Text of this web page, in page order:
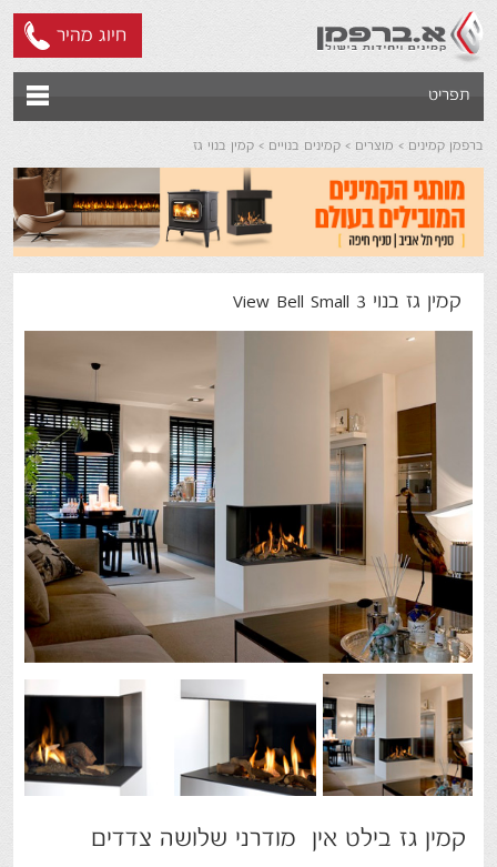
חיוג מהיר
תפריט
ברפמן קמינים מוצרים קמינים בנויים קמין בנוי גז
קמין גז בנוי View Bell Small 3
קמין גז בילט אין מודרני שלושה צדדים